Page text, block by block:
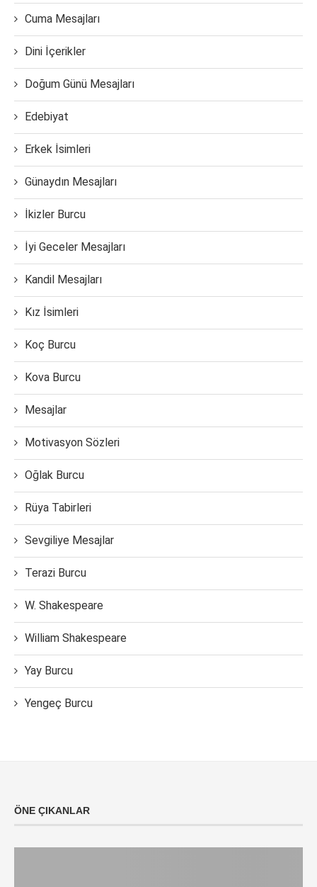
Cuma Mesajları
Dini İçerikler
Doğum Günü Mesajları
Edebiyat
Erkek İsimleri
Günaydın Mesajları
İkizler Burcu
İyi Geceler Mesajları
Kandil Mesajları
Kız İsimleri
Koç Burcu
Kova Burcu
Mesajlar
Motivasyon Sözleri
Oğlak Burcu
Rüya Tabirleri
Sevgiliye Mesajlar
Terazi Burcu
W. Shakespeare
William Shakespeare
Yay Burcu
Yengeç Burcu
ÖNE ÇIKANLAR